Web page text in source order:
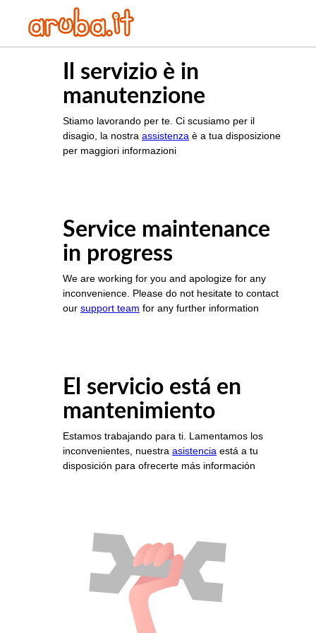
Il servizio è in
manutenzione
Stiamo lavorando per te. Ci scusiamo per il
disagio, la nostra assistenza è a tua disposizione
per maggiori informazioni
Service maintenance
in progress
We are working for you and apologize for any
inconvenience. Please do not hesitate to contact
our support team for any further information
El servicio está en
mantenimiento
Estamos trabajando para ti. Lamentamos los
inconvenientes, nuestra asistencia está a tu
disposición para ofrecerte más información